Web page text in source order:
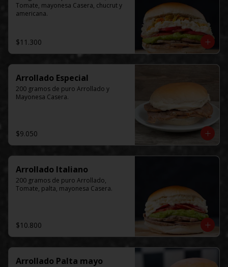
Tomate, mayonesa Casera, chucrut y
americana.
$11.300
Arrollado Especial
200 gramos de puro Arrollado y
Mayonesa Casera.
$9.050
Arrollado Italiano
200 gramos de puro Arrollado,
Tomate, palta, mayonesa Casera.
$10.800
Arrollado Palta mayo